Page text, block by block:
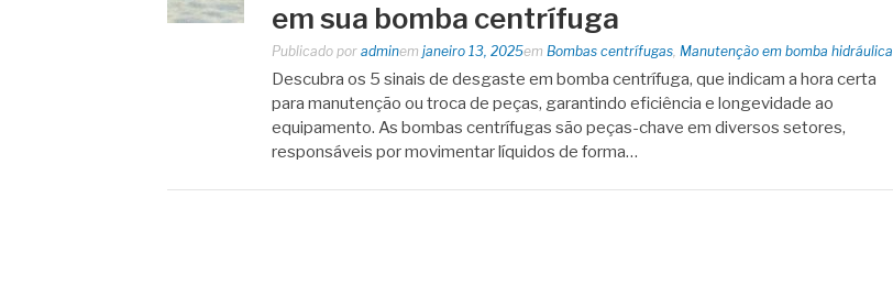
em sua bomba centrífuga
Publicado por adminem janeiro 13, 2025em Bombas centrífugas, Manutenção em bomba hidráulica
Descubra os 5 sinais de desgaste em bomba centrífuga, que indicam a hora certa
para manutenção ou troca de peças, garantindo eficiência e longevidade ao
equipamento. As bombas centrífugas são peças-chave em diversos setores,
responsáveis por movimentar líquidos de forma…